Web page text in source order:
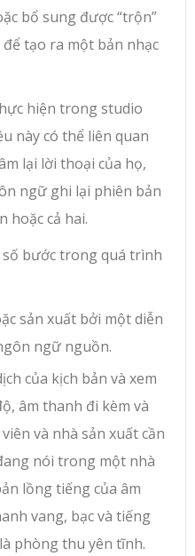
bổ sung được “trộn”
tạo ra một bản nhạc
hiện trong studio
này có thể liên quan
lại lời thoại của họ,
ngữ ghi lại phiên bản
hoặc cả hai.
bước trong quá trình
sản xuất bởi một diễn
ngữ nguồn.
của kịch bản và xem
âm thanh đi kèm và
và nhà sản xuất cần
nói trong một nhà
lồng tiếng của âm
vang, bạc và tiếng
phòng thu yên tĩnh.